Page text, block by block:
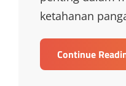
ketahanan
Continue